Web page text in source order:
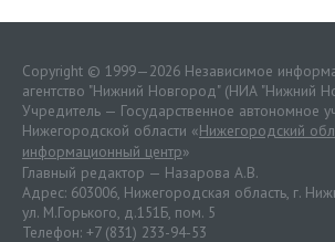
Copyright © 1999—2026 Независимое
агентство "Нижний Новгород" (НИА "Нижний
Учредитель — Государственное автономное
Нижегородской области «Нижегородский
информационный центр»
Главный редактор — Назарова А.В.
Адрес: 603006, Нижегородская область, г.
ул. М.Горького, д.151Б, пом. 5
Телефон: +7 (831) 233-94-53